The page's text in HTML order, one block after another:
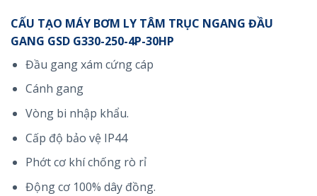
CẤU TẠO MÁY BƠM LY TÂM TRỤC NGANG ĐẦU
GANG GSD G330-250-4P-30HP
Đầu gang xám cứng cáp
Cánh gang
Vòng bi nhập khẩu.
Cấp độ bảo vệ IP44
Phớt cơ khí chống rò rỉ
Động cơ 100% dây đồng.